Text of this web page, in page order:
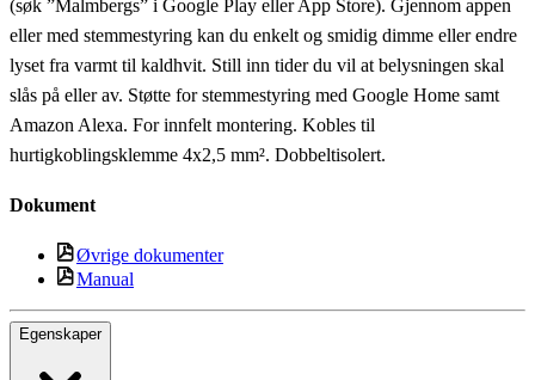
(søk ”Malmbergs” i Google Play eller App Store). Gjennom appen
eller med stemmestyring kan du enkelt og smidig dimme eller endre
lyset fra varmt til kaldhvit. Still inn tider du vil at belysningen skal
slås på eller av. Støtte for stemmestyring med Google Home samt
Amazon Alexa. For innfelt montering. Kobles til
hurtigkoblingsklemme 4x2,5 mm². Dobbeltisolert.
Dokument
Øvrige dokumenter
Manual
Egenskaper